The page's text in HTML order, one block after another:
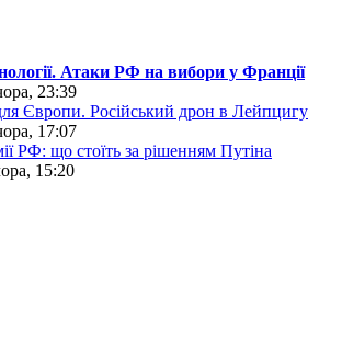
Атаки РФ на вибори у Франції
23:39
Європи. Російський дрон в Лейпцигу
17:07
РФ: що стоїть за рішенням Путіна
15:20